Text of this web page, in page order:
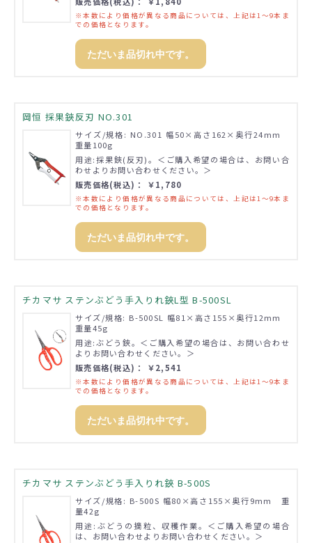
※本数により価格が異なる商品については、上記は1～9本ま
での価格となります。
ただいま品切れ中です。
岡恒 採果鋏反刃 NO.301
サイズ/規格: NO.301 幅50×高さ162×奥行24mm
重量100g
用途:採果鋏(反刃)。＜ご購入希望の場合は、お問い合
わせよりお問い合わせください。＞
販売価格(税込)： ￥1,780
※本数により価格が異なる商品については、上記は1～9本ま
での価格となります。
ただいま品切れ中です。
チカマサ ステンぶどう手入りれ鋏L型 B-500SL
サイズ/規格: B-500SL 幅81×高さ155×奥行12mm
重量45g
用途:ぶどう鋏。＜ご購入希望の場合は、お問い合わせ
よりお問い合わせください。＞
販売価格(税込)： ￥2,541
※本数により価格が異なる商品については、上記は1～9本ま
での価格となります。
ただいま品切れ中です。
チカマサ ステンぶどう手入りれ鋏 B-500S
サイズ/規格: B-500S 幅80×高さ155×奥行9mm 重
量42g
用途:ぶどうの摘粒、収穫作業。＜ご購入希望の場合
は、お問い合わせよりお問い合わせください。＞